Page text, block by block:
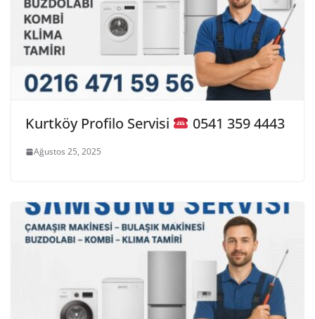
Kurtköy Profilo Servisi 0541 359 4443
Ağustos 25, 2025